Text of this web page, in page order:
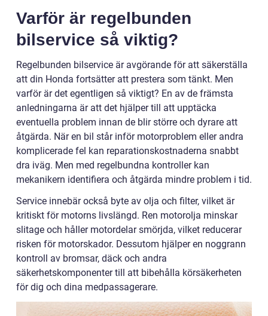
Varför är regelbunden
bilservice så viktig?
Regelbunden bilservice är avgörande för att säkerställa
att din Honda fortsätter att prestera som tänkt. Men
varför är det egentligen så viktigt? En av de främsta
anledningarna är att det hjälper till att upptäcka
eventuella problem innan de blir större och dyrare att
åtgärda. När en bil står inför motorproblem eller andra
komplicerade fel kan reparationskostnaderna snabbt
dra iväg. Men med regelbundna kontroller kan
mekanikern identifiera och åtgärda mindre problem i tid.
Service innebär också byte av olja och filter, vilket är
kritiskt för motorns livslängd. Ren motorolja minskar
slitage och håller motordelar smörjda, vilket reducerar
risken för motorskador. Dessutom hjälper en noggrann
kontroll av bromsar, däck och andra
säkerhetskomponenter till att bibehålla körsäkerheten
för dig och dina medpassagerare.